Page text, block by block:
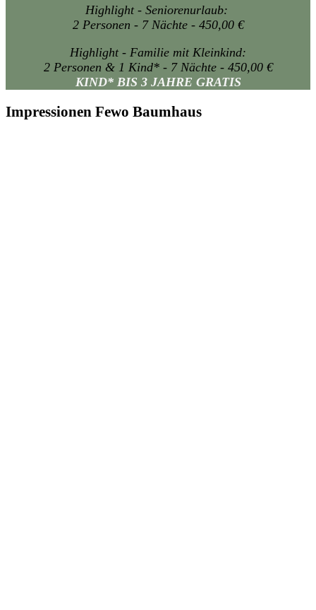
Highlight - Seniorenurlaub:
2 Personen - 7 Nächte - 450,00 €
Highlight - Familie mit Kleinkind:
2 Personen & 1 Kind* - 7 Nächte - 450,00 €
KIND* BIS 3 JAHRE GRATIS
Impressionen Fewo Baumhaus